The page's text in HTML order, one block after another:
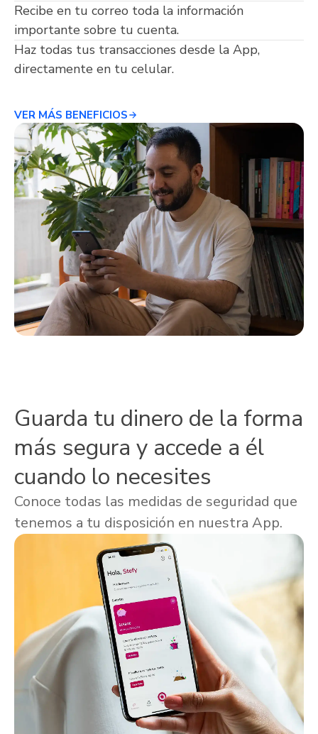
Recibe en tu correo toda la información
importante sobre tu cuenta.
Haz todas tus transacciones desde la App,
directamente en tu celular.
VER MÁS BENEFICIOS
Guarda tu dinero de la forma
más segura y accede a él
cuando lo necesites
Conoce todas las medidas de seguridad que
tenemos a tu disposición en nuestra App.